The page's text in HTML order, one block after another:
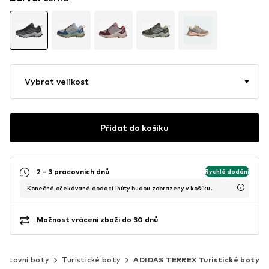
Vybrat velikost
Přidat do košíku
2 - 3 pracovních dnů Rychlé dodání
Konečné očekávané dodací lhůty budou zobrazeny v košíku.
Možnost vrácení zboží do 30 dnů
boty Turistické boty ADIDAS TERREX Turistické boty